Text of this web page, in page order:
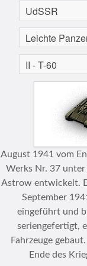
August 1941 vom
Werks Nr. 37
Astrow entwickelt.
September
eingeführt und
seriengefertigt,
Fahrzeuge
Ende des